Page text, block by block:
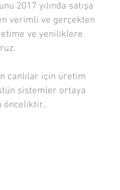
2017 yılında satışa
en verimli ve gerçekten
ve yeniliklere
canlılar için üretim
sistemler ortaya
önceliktir..